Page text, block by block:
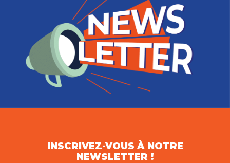
INSCRIVEZ-VOUS À NOTRE
NEWSLETTER !